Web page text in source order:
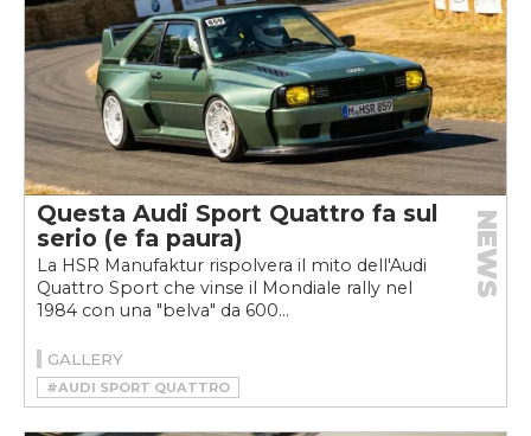
Questa Audi Sport Quattro fa sul
serio (e fa paura)
La HSR Manufaktur rispolvera il mito dell'Audi
Quattro Sport che vinse il Mondiale rally nel
1984 con una "belva" da 600...
NEWS
GALLERY
#AUDI SPORT QUATTRO
#HSR MANUFAKTUR
#RESTOMOD